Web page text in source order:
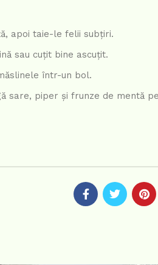
apoi taie-le felii subțiri.
sau cuțit bine ascuțit.
într-un bol.
sare, piper și frunze de mentă